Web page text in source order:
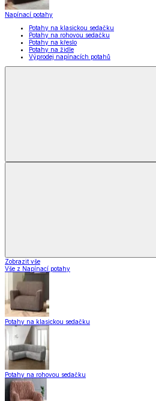
Napínací potahy
Potahy na klasickou sedačku
Potahy na rohovou sedačku
Potahy na křeslo
Potahy na židle
Výprodej napínacích potahů
Zobrazit vše
Vše z Napínací potahy
Potahy na klasickou sedačku
Potahy na rohovou sedačku